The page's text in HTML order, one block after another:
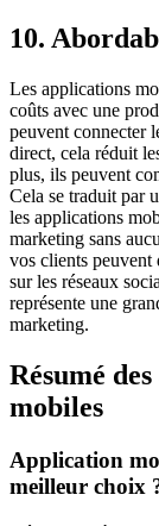
10.
Les applications
coûts avec une
peuvent connecter
direct, cela réduit
plus, ils peuvent
Cela se traduit par
les applications
marketing sans
vos clients
sur les réseaux
représente une
marketing.
Résumé
mobiles
Application
meilleur choix